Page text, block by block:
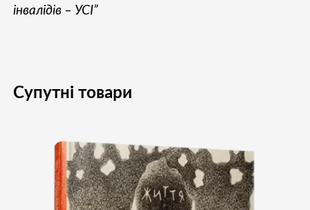
інвалідів – УСІ”
Супутні товари